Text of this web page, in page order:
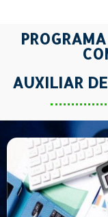
AUXILIAR